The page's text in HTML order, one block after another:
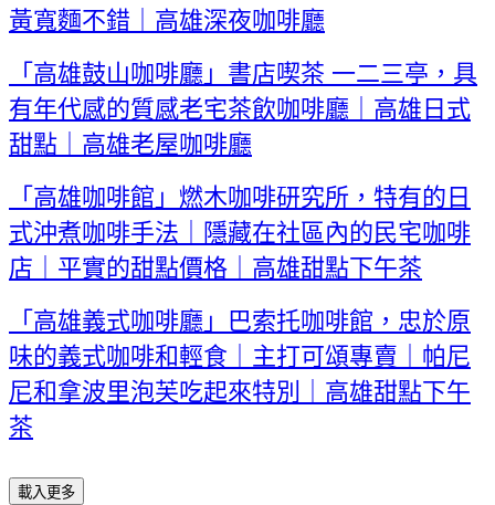
黃寬麵不錯｜高雄深夜咖啡廳
「高雄鼓山咖啡廳」書店喫茶 一二三亭，具
有年代感的質感老宅茶飲咖啡廳｜高雄日式
甜點｜高雄老屋咖啡廳
「高雄咖啡館」燃木咖啡研究所，特有的日
式沖煮咖啡手法｜隱藏在社區內的民宅咖啡
店｜平實的甜點價格｜高雄甜點下午茶
「高雄義式咖啡廳」巴索托咖啡館，忠於原
味的義式咖啡和輕食｜主打可頌專賣｜帕尼
尼和拿波里泡芙吃起來特別｜高雄甜點下午
茶
載入更多